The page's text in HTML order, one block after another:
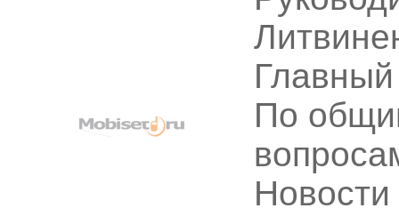
По